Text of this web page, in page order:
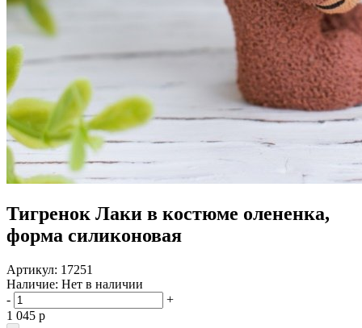
Тигренок Лаки в костюме олененка,
форма силиконовая
Артикул: 17251
Наличие: Нет в наличии
-
+
1 045 p